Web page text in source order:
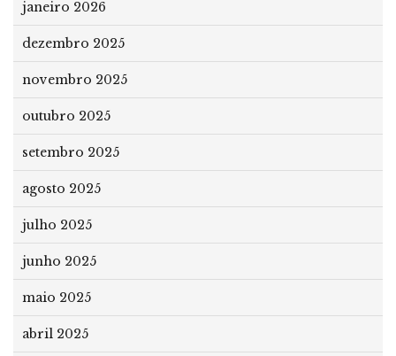
janeiro 2026
dezembro 2025
novembro 2025
outubro 2025
setembro 2025
agosto 2025
julho 2025
junho 2025
maio 2025
abril 2025